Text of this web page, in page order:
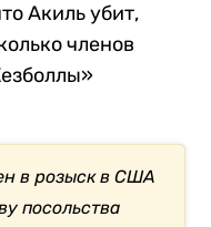
Акиль убит,
членов
в розыск в США
посольства